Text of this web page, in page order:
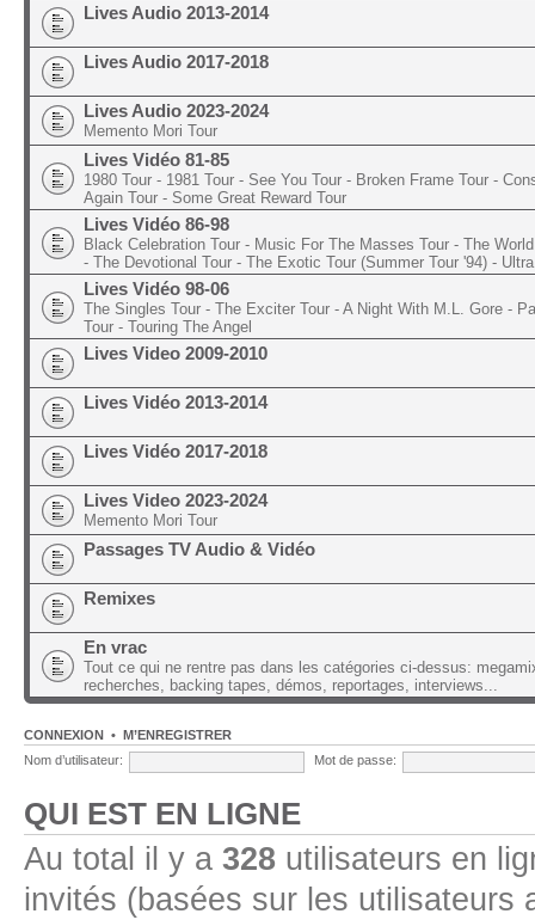
Lives Audio 2013-2014
Lives Audio 2017-2018
Lives Audio 2023-2024
Memento Mori Tour
Lives Vidéo 81-85
1980 Tour - 1981 Tour - See You Tour - Broken Frame Tour -
Again Tour - Some Great Reward Tour
Lives Vidéo 86-98
Black Celebration Tour - Music For The Masses Tour - The
- The Devotional Tour - The Exotic Tour (Summer Tour '94) -
Lives Vidéo 98-06
The Singles Tour - The Exciter Tour - A Night With M.L. Gore -
Tour - Touring The Angel
Lives Video 2009-2010
Lives Vidéo 2013-2014
Lives Vidéo 2017-2018
Lives Video 2023-2024
Memento Mori Tour
Passages TV Audio & Vidéo
Remixes
En vrac
Tout ce qui ne rentre pas dans les catégories ci-dessus:
recherches, backing tapes, démos, reportages, interviews...
CONNEXION • M’ENREGISTRER
Nom d’utilisateur:
Mot de passe:
QUI EST EN LIGNE
Au total il y a 328 utilisateurs en
invités (basées sur les utilisateurs